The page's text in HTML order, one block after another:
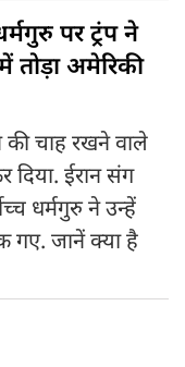
पर ट्रंप ने
अमेरिकी
की चाह रखने वाले
दिया. ईरान संग
धर्मगुरु ने उन्हें
गए. जानें क्या है